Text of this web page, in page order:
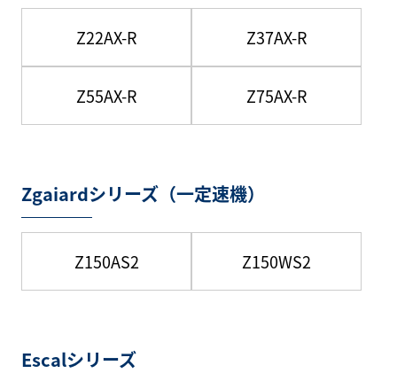
Z22AX-R Z37AX-R
Z55AX-R Z75AX-R
Zgaiardシリーズ（一定速機）
Z150AS2 Z150WS2
Escalシリーズ